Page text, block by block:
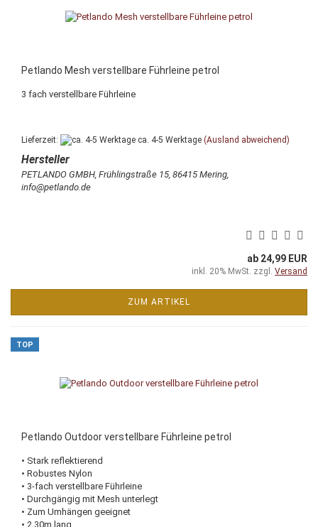
Petlando Mesh verstellbare Führleine petrol
3 fach verstellbare Führleine
Lieferzeit: ca. 4-5 Werktage (Ausland abweichend)
PETLANDO GMBH, Frühlingstraße 15, 86415 Mering,
info@petlando.de
ab 24,99 EUR
inkl. 20% MwSt. zzgl. Versand
ZUM ARTIKEL
TOP
Petlando Outdoor verstellbare Führleine petrol
• Stark reflektierend
• Robustes Nylon
• 3-fach verstellbare Führleine
• Durchgängig mit Mesh unterlegt
• Zum Umhängen geeignet
• 2,30m lang